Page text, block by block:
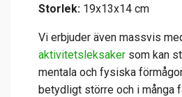
Storlek: 19x13x14 cm
Vi erbjuder även massvis
aktivitetsleksaker som kan
mentala och fysiska
betydligt större och i många